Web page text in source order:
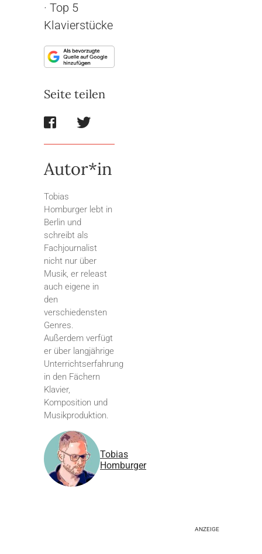
· Top 5
Klavierstücke
Seite teilen
Autor*in
Tobias
Homburger lebt in
Berlin und
schreibt als
Fachjournalist
nicht nur über
Musik, er releast
auch eigene in
den
verschiedensten
Genres.
Außerdem verfügt
er über langjährige
Unterrichtserfahrung
in den Fächern
Klavier,
Komposition und
Musikproduktion.
Tobias
Homburger
ANZEIGE